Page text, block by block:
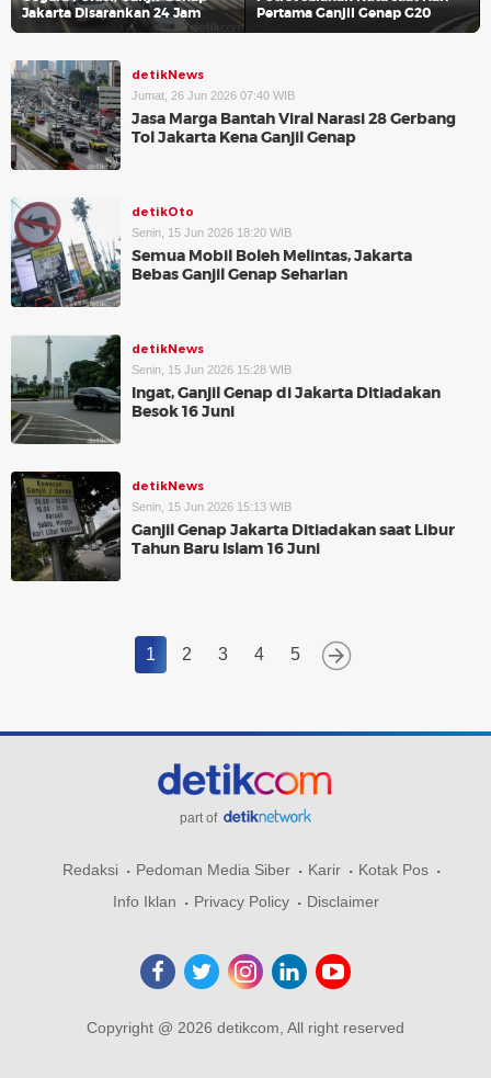
Jakarta Disarankan 24 Jam
Pertama Ganjil Genap G20
detikNews
Jumat, 26 Jun 2026 07:40 WIB
Jasa Marga Bantah Viral Narasi 28 Gerbang
Tol Jakarta Kena Ganjil Genap
detikOto
Senin, 15 Jun 2026 18:20 WIB
Semua Mobil Boleh Melintas, Jakarta
Bebas Ganjil Genap Seharian
detikNews
Senin, 15 Jun 2026 15:28 WIB
Ingat, Ganjil Genap di Jakarta Ditiadakan
Besok 16 Juni
detikNews
Senin, 15 Jun 2026 15:13 WIB
Ganjil Genap Jakarta Ditiadakan saat Libur
Tahun Baru Islam 16 Juni
1 2 3 4 5
part of
Redaksi Pedoman Media Siber Karir
Kotak Pos
Info Iklan
Privacy Policy Disclaimer
Copyright @ 2026 detikcom, All right reserved